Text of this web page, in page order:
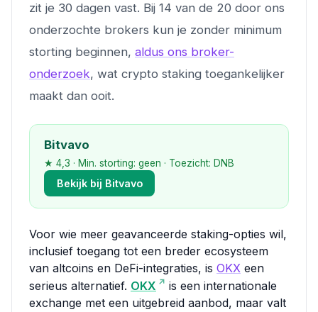
zit je 30 dagen vast. Bij 14 van de 20 door ons
onderzochte brokers kun je zonder minimum
storting beginnen, aldus ons broker-
onderzoek, wat crypto staking toegankelijker
maakt dan ooit.
Bitvavo
★ 4,3 · Min. storting: geen · Toezicht: DNB
Bekijk bij Bitvavo
Voor wie meer geavanceerde staking-opties wil,
inclusief toegang tot een breder ecosysteem
van altcoins en DeFi-integraties, is OKX een
serieus alternatief. OKX
is een internationale
exchange met een uitgebreid aanbod, maar valt